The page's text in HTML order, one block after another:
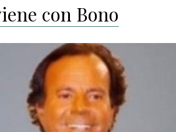
con Bono